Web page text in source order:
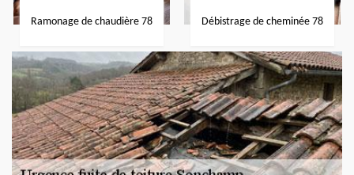
Ramonage de chaudière 78 Débistrage de cheminée 78